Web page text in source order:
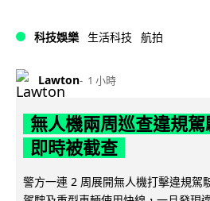
科技娛樂 生活科技 航拍
Lawton 1 小時
無人機兩周巡查違規
即時被截查
警方一連 2 周展開無人機打擊違規駕